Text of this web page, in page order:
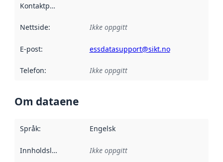
Kontaktpunkt
Nettside: Ikke oppgitt
E-post: essdatasupport@sikt.no
Telefon: Ikke oppgitt
Om dataene
Språk: Engelsk
Innholdsleverandører :
Ikke oppgitt